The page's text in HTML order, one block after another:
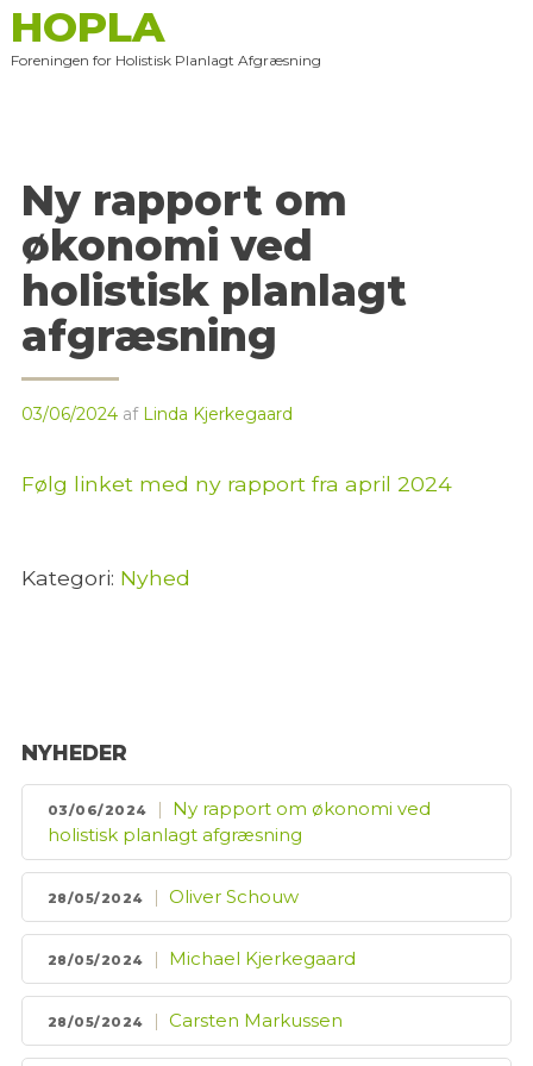
Skip
to
content
HOPLA
Foreningen for Holistisk Planlagt Afgræsning
Ny rapport om
økonomi ved
holistisk planlagt
afgræsning
03/06/2024af Linda Kjerkegaard
Følg linket med ny rapport fra april 2024
Kategori: Nyhed
NYHEDER
03/06/2024
Ny rapport om økonomi ved
holistisk planlagt afgræsning
28/05/2024 Oliver Schouw
28/05/2024 Michael Kjerkegaard
28/05/2024 Carsten Markussen